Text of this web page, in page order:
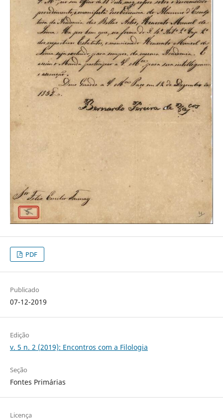
PDF
Publicado
07-12-2019
Edição
v. 5 n. 2 (2019): Encontros com a Filologia
Seção
Fontes Primárias
Licença